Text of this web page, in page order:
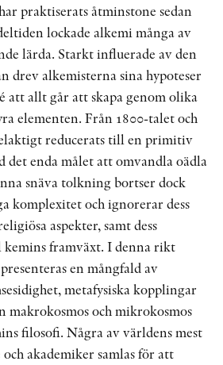
praktiserats åtminstone sedan
lockade alkemi många av
lärda. Starkt influerade av den
drev alkemisterna sina hypoteser
att allt går att skapa genom olika
elementen. Från 1800-talet och
reducerats till en primitiv
det enda målet att omvandla oädla
snäva tolkning bortser dock
komplexitet och ignorerar dess
aspekter, samt dess
framväxt. I denna rikt
en mångfald av
metafysiska kopplingar
makrokosmos och mikrokosmos
filosofi. Några av världens mest
akademiker samlas för att